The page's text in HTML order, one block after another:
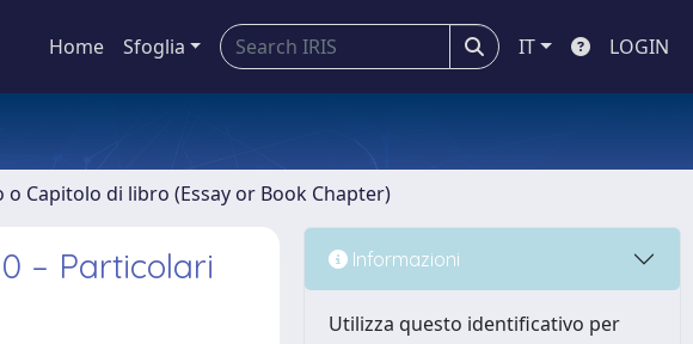
Home Sfoglia IT LOGIN
Capitolo di libro (Essay or Book Chapter)
– Particolari
Informazioni
Utilizza questo identificativo per